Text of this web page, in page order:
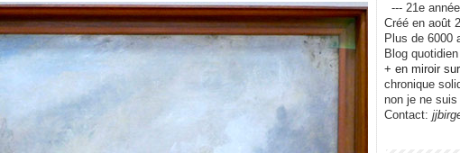
--- 21e
Créé en août
Plus de 6000
Blog
+ en miroir
chronique
non je ne
Contact: